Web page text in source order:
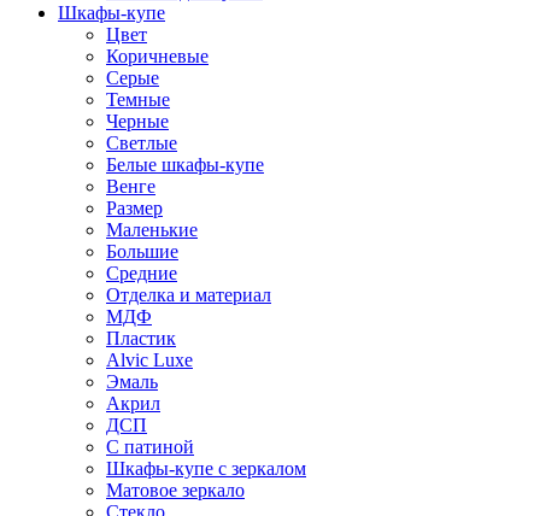
Шкафы-купе
Цвет
Коричневые
Серые
Темные
Черные
Светлые
Белые шкафы-купе
Венге
Размер
Маленькие
Большие
Средние
Отделка и материал
МДФ
Пластик
Alvic Luxe
Эмаль
Акрил
ДСП
С патиной
Шкафы-купе с зеркалом
Матовое зеркало
Стекло